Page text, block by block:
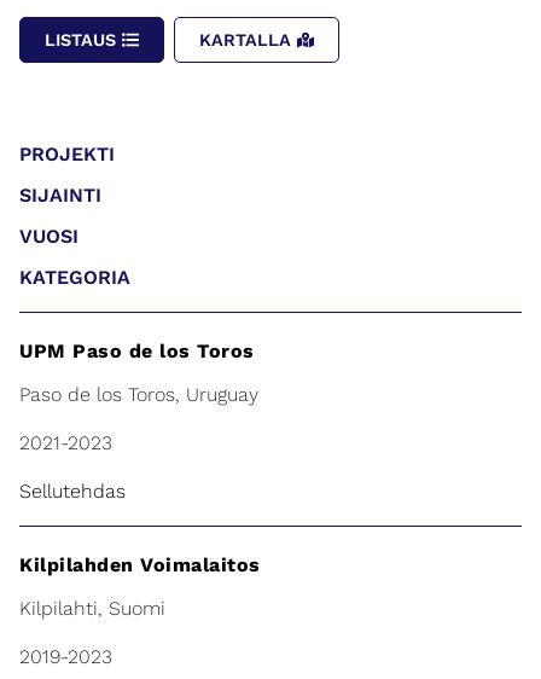
LISTAUS KARTALLA
PROJEKTI
SIJAINTI
VUOSI
KATEGORIA
UPM Paso de los Toros
Paso de los Toros, Uruguay
2021-2023
Sellutehdas
Kilpilahden Voimalaitos
Kilpilahti, Suomi
2019-2023